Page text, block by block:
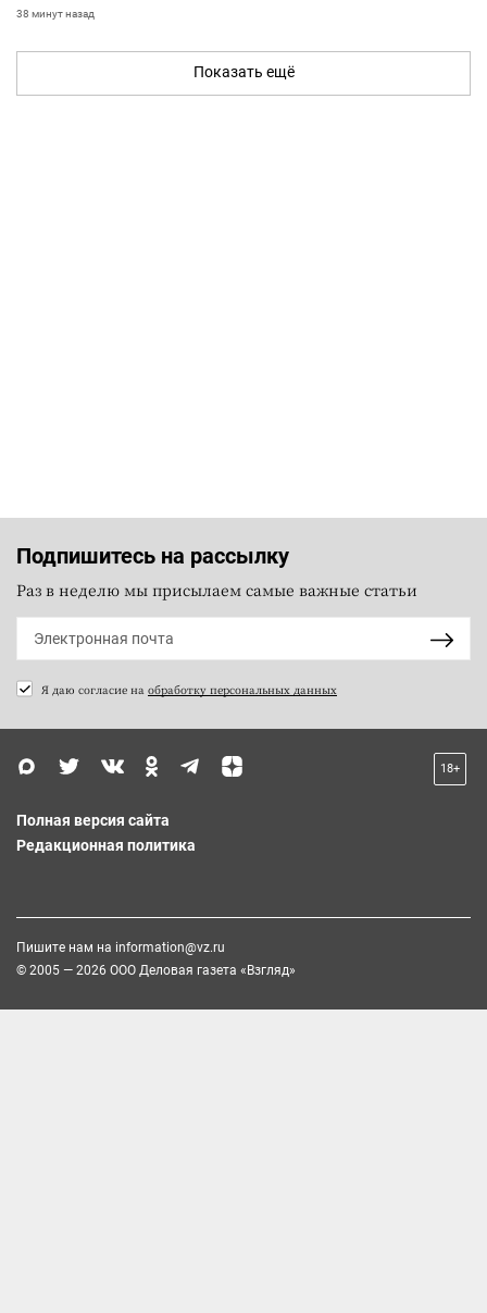
38 минут назад
Показать ещё
Подпишитесь на рассылку
Раз в неделю мы присылаем самые важные статьи
Я даю согласие на обработку персональных данных
18+
Полная версия сайта
Редакционная политика
Пишите нам на information@vz.ru
© 2005 — 2026 ООО Деловая газета «Взгляд»